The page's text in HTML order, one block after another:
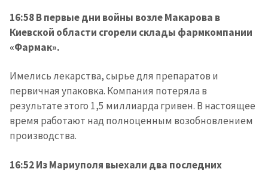
16:58 В первые дни войны возле Макарова в
Киевской области сгорели склады фармкомпании
«Фармак».
Имелись лекарства, сырье для препаратов и
первичная упаковка. Компания потеряла в
результате этого 1,5 миллиарда гривен. В настоящее
время работают над полноценным возобновлением
производства.
16:52 Из Мариуполя выехали два последних